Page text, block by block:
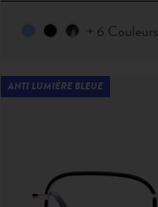
+ 6 Couleurs
ANTI LUMIÈRE BLEUE